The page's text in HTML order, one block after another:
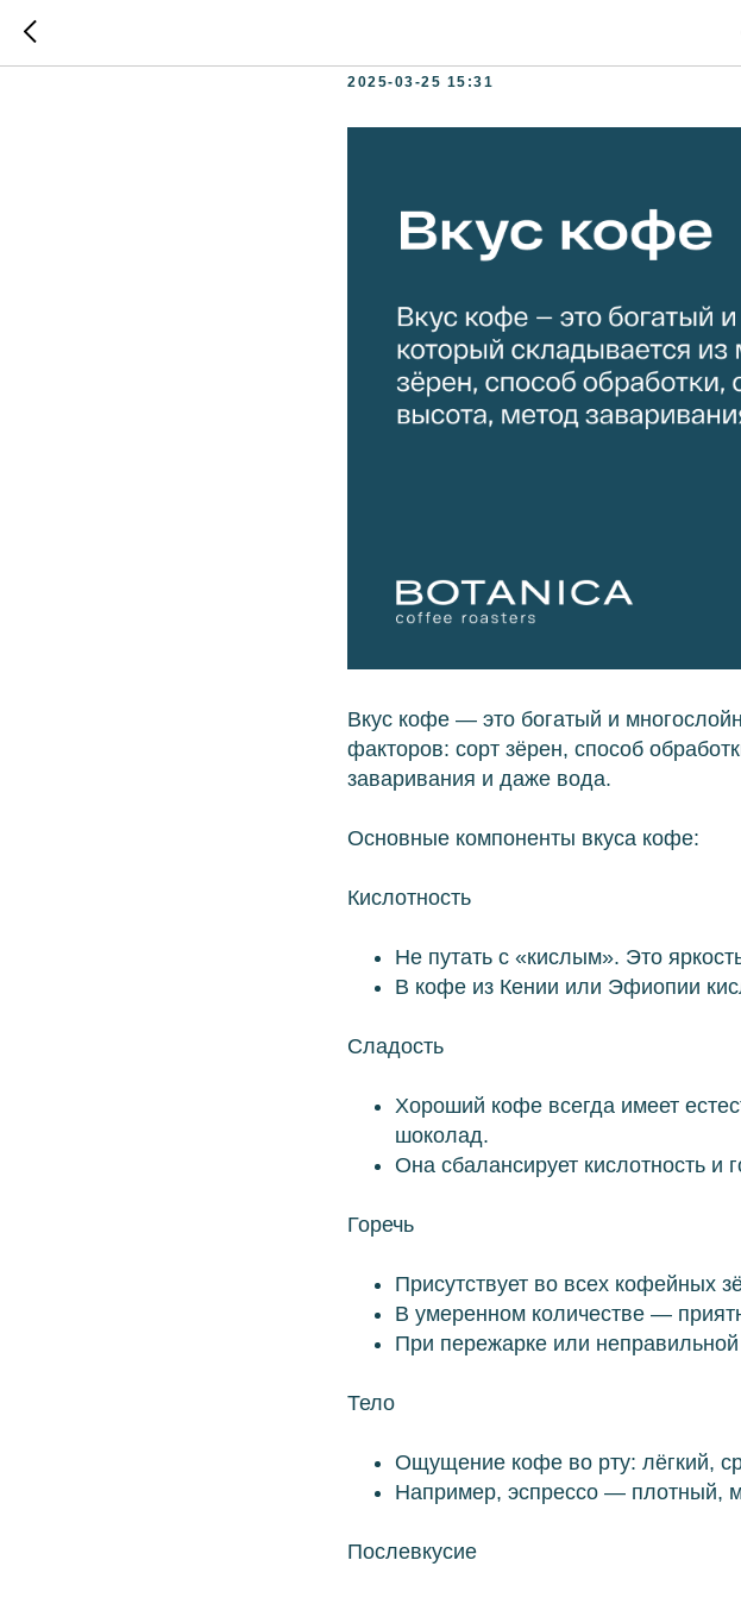
2025-03-25 15:31
Вкус кофе — это богатый и
факторов: сорт зёрен, способ
заваривания и даже вода.
Основные компоненты вкуса кофе:
Кислотность
Не путать с «кислым». Это
В кофе из Кении или Эфиопии
Сладость
Хороший кофе всегда имеет
шоколад.
Она сбалансирует кислотность и
Горечь
Присутствует во всех кофейных
В умеренном количестве —
При пережарке или
Тело
Ощущение кофе во рту: лёгкий,
Например, эспрессо — плотный,
Послевкусие